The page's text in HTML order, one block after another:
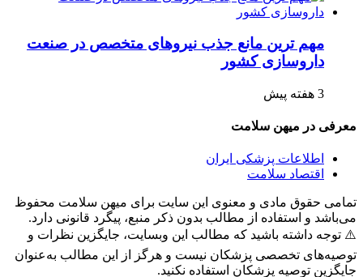
مهم ترین مانع جذب نیروهای متخصص در صنعت
داروسازی کشور
3 هفته پیش
معرفی در میهن سلامت
اطلاعات پزشکی ایران
اقتصاد سلامت
تمامی حقوق مادی و معنوی این سایت برای میهن سلامت محفوظ
می‌باشد و استفاده از مطالب بدون ذکر منبع، پیگرد قانونی دارد.
⚠️ توجه داشته باشید که مطالب این وبسایت، جایگزین نظرات و
توصیه‌های تخصصی پزشکان نیست و هرگز از این مطالب به‌عنوان
جایگزین توصیه پزشکان استفاده نکنید.